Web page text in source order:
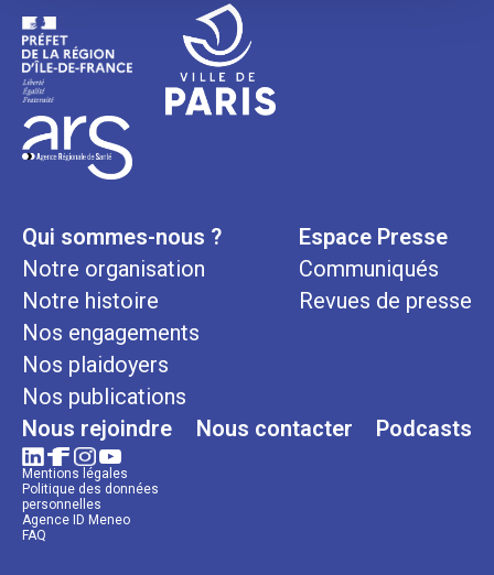
Qui sommes-nous ?
Notre organisation
Notre histoire
Nos engagements
Nos plaidoyers
Nos publications
Espace Presse
Communiqués
Revues de presse
Nous rejoindre Nous contacter Podcasts
Mentions légales
Politique des données
personnelles
Agence ID Meneo
FAQ